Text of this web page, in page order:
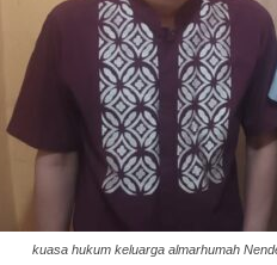
kuasa hukum keluarga almarhumah